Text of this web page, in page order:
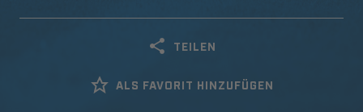
TEILEN
ALS FAVORIT HINZUFÜGEN